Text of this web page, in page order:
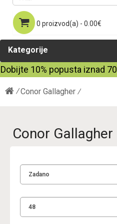
0 proizvod(a) - 0.00€
Kategorije
Dobijte 10% popusta iznad 70
Conor Gallagher
Conor Gallagher